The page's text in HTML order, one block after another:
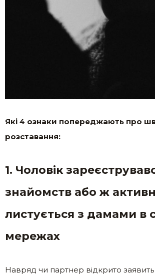
Які 4 ознаки попереджають про
розставання:
1. Чоловік
знайомств або ж
листується з дамами в
мережах
Навряд чи партнер відкрито